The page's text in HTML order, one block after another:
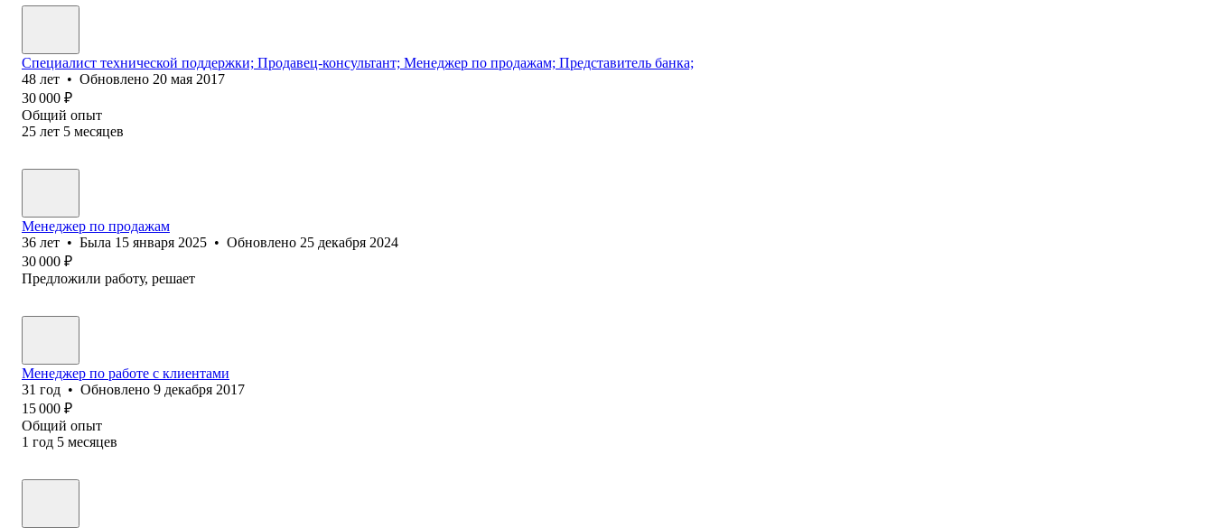
Специалист технической поддержки; Продавец-консультант; Менеджер по продажам; Представитель банка;
48 лет • Обновлено 20 мая 2017
30 000 ₽
Общий опыт
25 лет 5 месяцев
Менеджер по продажам
36 лет • Была 15 января 2025 • Обновлено 25 декабря 2024
30 000 ₽
Предложили работу, решает
Менеджер по работе с клиентами
31 год • Обновлено 9 декабря 2017
15 000 ₽
Общий опыт
1 год 5 месяцев